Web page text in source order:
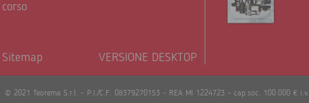
corso
Sitemap VERSIONE DESKTOP
© 2021 Teorema S.r.l. - P.I./C.F. 08379270153 - REA MI 1224723 - cap.soc. 100.000 €